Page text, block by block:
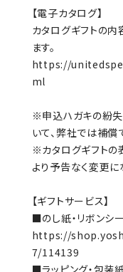
【電子カタログ】
カタログギフトの
ます。
https://
ml
※申込ハガキの紛
いて、弊社では補
※カタログギフトの
より予告なく変更
【ギフトサービス】
■のし紙・リボンシ
https://
7/114139